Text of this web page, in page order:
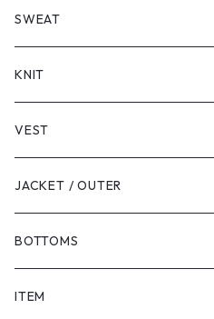
LONG SLEEVE
SHORT SLEEVE
LONG SLEEVE
SWEAT
KNIT
VEST
JACKET / OUTER
BOTTOMS
SHORTS
ITEM